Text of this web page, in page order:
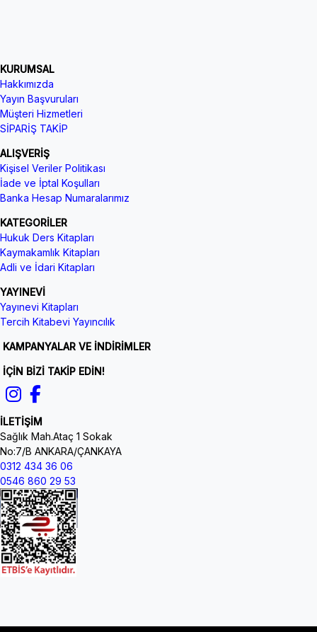
KURUMSAL
Hakkımızda
Yayın Başvuruları
Müşteri Hizmetleri
SİPARİŞ TAKİP
ALIŞVERİŞ
Kişisel Veriler Politikası
İade ve İptal Koşulları
Banka Hesap Numaralarımız
KATEGORİLER
Hukuk Ders Kitapları
Kaymakamlık Kitapları
Adli ve İdari Kitapları
YAYINEVİ
Yayınevi Kitapları
Tercih Kitabevi Yayıncılık
KAMPANYALAR VE İNDİRİMLER
İÇİN BİZİ TAKİP EDİN!
İLETİŞİM
Sağlık Mah.Ataç 1 Sokak
No:7/B ANKARA/ÇANKAYA
0312 434 36 06
0546 860 29 53